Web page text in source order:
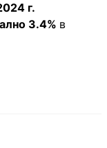
г.
3.4% в